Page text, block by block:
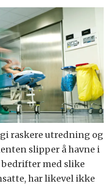
raskere utredning og
slipper å havne i
med slike
har likevel ikke